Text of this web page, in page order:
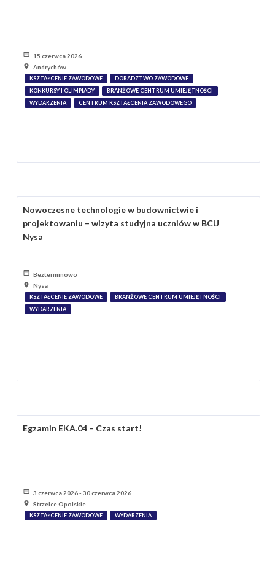
15 czerwca 2026
Andrychów
KSZTAŁCENIE ZAWODOWE
DORADZTWO ZAWODOWE
KONKURSY I OLIMPIADY
BRANŻOWE CENTRUM UMIEJĘTNOŚCI
WYDARZENIA
CENTRUM KSZTAŁCENIA ZAWODOWEGO
Nowoczesne technologie w budownictwie i
projektowaniu – wizyta studyjna uczniów w BCU
Nysa
Bezterminowo
Nysa
KSZTAŁCENIE ZAWODOWE
BRANŻOWE CENTRUM UMIEJĘTNOŚCI
WYDARZENIA
Egzamin EKA.04 – Czas start!
3 czerwca 2026 - 30 czerwca 2026
Strzelce Opolskie
KSZTAŁCENIE ZAWODOWE WYDARZENIA